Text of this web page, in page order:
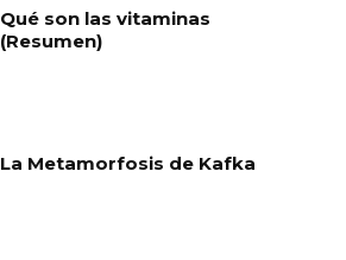
Qué son las vitaminas
(Resumen)
La Metamorfosis de Kafka